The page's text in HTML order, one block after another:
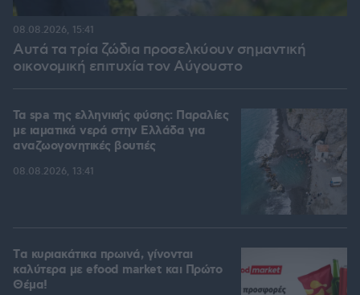
Αυτά τα τρία ζώδια προσελκύουν σημαντική
οικονομική επιτυχία τον Αύγουστο
08.08.2026, 15:41
Τα spa της ελληνικής φύσης: Παραλίες
με ιαματικά νερά στην Ελλάδα για
αναζωογονητικές βουτιές
08.08.2026, 13:41
Tα κυριακάτικα πρωινά, γίνονται
καλύτερα με efood market και Πρώτο
Θέμα!